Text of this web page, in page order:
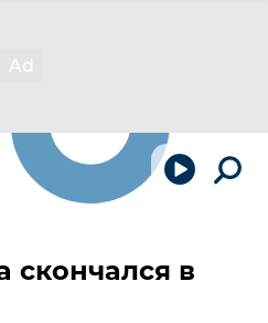
скончался в